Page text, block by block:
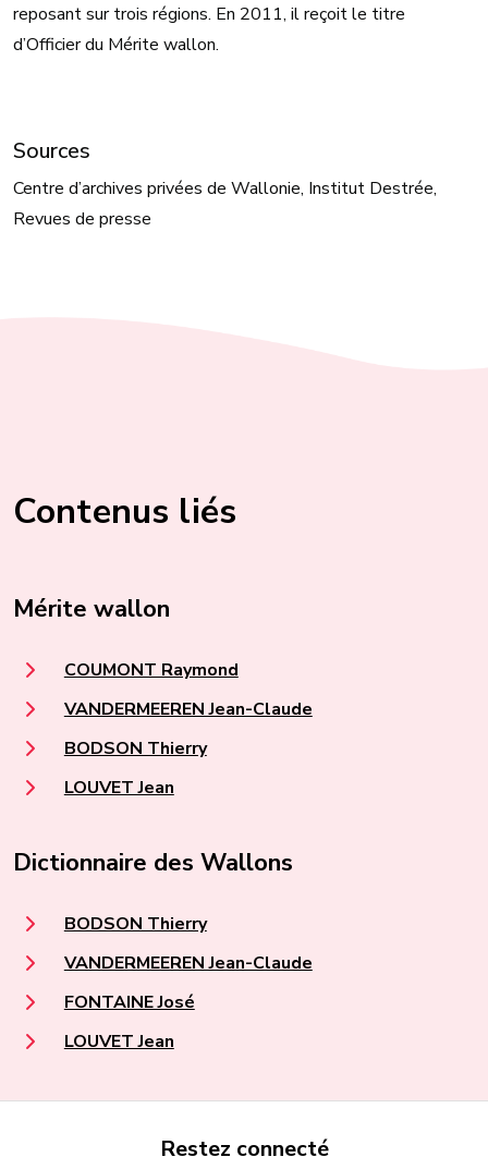
reposant sur trois régions. En 2011, il reçoit le titre
d’Officier du Mérite wallon.
Sources
Centre d’archives privées de Wallonie, Institut Destrée,
Revues de presse
Contenus liés
Mérite wallon
COUMONT Raymond
VANDERMEEREN Jean-Claude
BODSON Thierry
LOUVET Jean
Dictionnaire des Wallons
BODSON Thierry
VANDERMEEREN Jean-Claude
FONTAINE José
LOUVET Jean
Restez connecté